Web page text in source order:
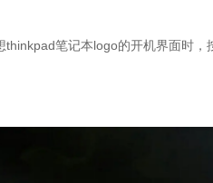
笔记本logo的开机界面时，